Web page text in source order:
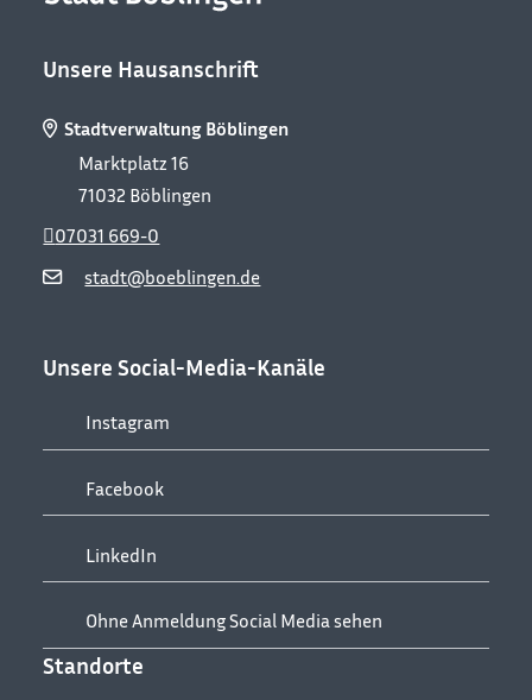
Unsere Hausanschrift
Stadtverwaltung Böblingen
Marktplatz 16
71032 Böblingen
stadt@boeblingen.de
07031 669-0
Unsere Social-Media-Kanäle
Instagram
Facebook
LinkedIn
Ohne Anmeldung Social Media sehen
Standorte